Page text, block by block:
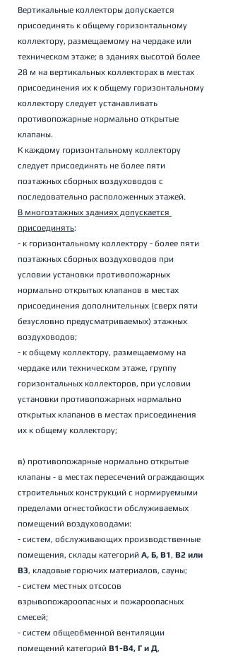
Вертикальные коллекторы допускается
присоединять к общему горизонтальному
коллектору, размещаемому на чердаке или
техническом этаже; в зданиях высотой более
28 м на вертикальных коллекторах в местах
присоединения их к общему горизонтальному
коллектору следует устанавливать
противопожарные нормально открытые
клапаны.
К каждому горизонтальному коллектору
следует присоединять не более пяти
поэтажных сборных воздуховодов с
последовательно расположенных этажей.
В многоэтажных зданиях допускается
присоединять:
- к горизонтальному коллектору - более пяти
поэтажных сборных воздуховодов при
условии установки противопожарных
нормально открытых клапанов в местах
присоединения дополнительных (сверх пяти
безусловно предусматриваемых) этажных
воздуховодов;
- к общему коллектору, размещаемому на
чердаке или техническом этаже, группу
горизонтальных коллекторов, при условии
установки противопожарных нормально
открытых клапанов в местах присоединения
их к общему коллектору;
в) противопожарные нормально открытые
клапаны - в местах пересечений ограждающих
строительных конструкций с нормируемыми
пределами огнестойкости обслуживаемых
помещений воздуховодами:
- систем, обслуживающих производственные
помещения, склады категорий А, Б, В1, В2 или
В3, кладовые горючих материалов, сауны;
- систем местных отсосов
взрывопожароопасных и пожароопасных
смесей;
- систем общеобменной вентиляции
помещений категорий В1-В4, Г и Д,